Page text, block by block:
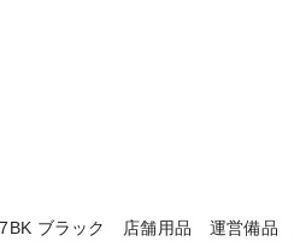
ブラック 店舗用品 運営備品